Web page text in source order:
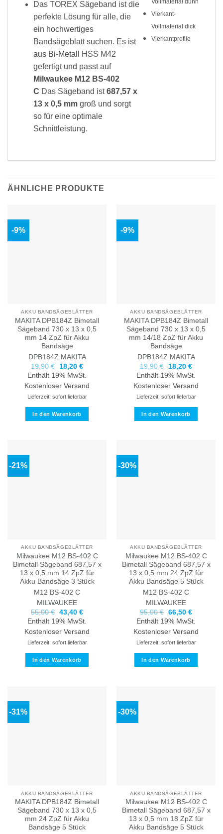
Das TOREX Sägeband ist die
perfekte Lösung für alle, die
ein hochwertiges
Bandsägeblatt suchen. Es ist
aus Bi-Metall HSS M42
gefertigt und passt auf
Milwaukee M12 BS-402
C Das Sägeband ist687,57 x
13 x 0,5 mmgroß und sorgt
so für eine optimale
Schnittleistung.
Vollmaterial dünn
Vierkant-
Vollmaterial dick
Vierkantprofile
ÄHNLICHE PRODUKTE
-9%
AKKU BANDSÄGEBLÄTTER
MAKITA DPB184Z Bimetall
Sägeband 730 x 13 x 0,5
mm 14 ZpZ für Akku
Bandsäge
DPB184Z MAKITA
19,90€
Ursprünglicher
Preis
war:
19,90 €
18,20 €Aktueller
Preis
ist:
18,20 €.
Enthält 19% MwSt.
Kostenloser Versand
Lieferzeit: sofort lieferbar
In den Warenkorb
-9%
AKKU BANDSÄGEBLÄTTER
MAKITA DPB184Z Bimetall
Sägeband 730 x 13 x 0,5
mm 14/18 ZpZ für Akku
Bandsäge
DPB184Z MAKITA
19,90€
Ursprünglicher
Preis
war:
19,90 €
18,20 €Aktueller
Preis
ist:
18,20 €.
Enthält 19% MwSt.
Kostenloser Versand
Lieferzeit: sofort lieferbar
In den Warenkorb
-21%
AKKU BANDSÄGEBLÄTTER
Milwaukee M12 BS-402 C
Bimetall Sägeband 687,57 x
13 x 0,5 mm 14 ZpZ für
Akku Bandsäge 3 Stück
M12 BS-402 C
MILWAUKEE
55,00€ Ursprünglicher
Preis
war:
55,00 €
43,40 €Aktueller
Preis
ist:
43,40 €.
Enthält 19% MwSt.
Kostenloser Versand
Lieferzeit: sofort lieferbar
In den Warenkorb
-30%
AKKU BANDSÄGEBLÄTTER
Milwaukee M12 BS-402 C
Bimetall Sägeband 687,57 x
13 x 0,5 mm 24 ZpZ für
Akku Bandsäge 5 Stück
M12 BS-402 C
MILWAUKEE
95,00€ Ursprünglicher
Preis
war:
95,00 €
66,50 €Aktueller
Preis
ist:
66,50 €.
Enthält 19% MwSt.
Kostenloser Versand
Lieferzeit: sofort lieferbar
In den Warenkorb
-31%
AKKU BANDSÄGEBLÄTTER
MAKITA DPB184Z Bimetall
Sägeband 730 x 13 x 0,5
mm 24 ZpZ für Akku
Bandsäge 5 Stück
-30%
AKKU BANDSÄGEBLÄTTER
Milwaukee M12 BS-402 C
Bimetall Sägeband 687,57 x
13 x 0,5 mm 18 ZpZ für
Akku Bandsäge 5 Stück